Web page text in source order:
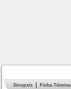
Sinopsis Ficha Técnica